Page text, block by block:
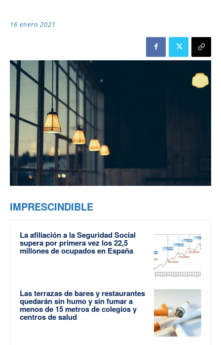
16 enero 2021
IMPRESCINDIBLE
La afiliación a la Seguridad Social
supera por primera vez los 22,5
millones de ocupados en España
Las terrazas de bares y restaurantes
quedarán sin humo y sin fumar a
menos de 15 metros de colegios y
centros de salud